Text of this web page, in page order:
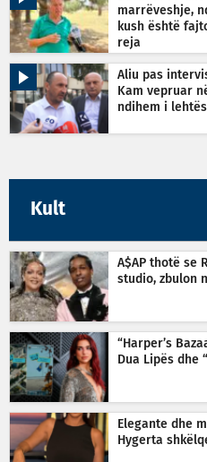
marrëveshje,
kush është
reja
Aliu pas
Kam vepruar
ndihem i
Kult
A$AP thotë se
studio, zbulon
“Harper’s
Dua Lipës dhe
Elegante dhe
Hygerta